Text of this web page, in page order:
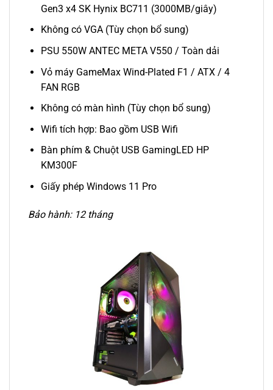
Gen3 x4 SK Hynix BC711 (3000MB/giây)
Không có VGA (Tùy chọn bổ sung)
PSU 550W ANTEC META V550 / Toàn dải
Vỏ máy GameMax Wind-Plated F1 / ATX / 4
FAN RGB
Không có màn hình (Tùy chọn bổ sung)
Wifi tích hợp: Bao gồm USB Wifi
Bàn phím & Chuột USB GamingLED HP
KM300F
Giấy phép Windows 11 Pro
Bảo hành: 12 tháng